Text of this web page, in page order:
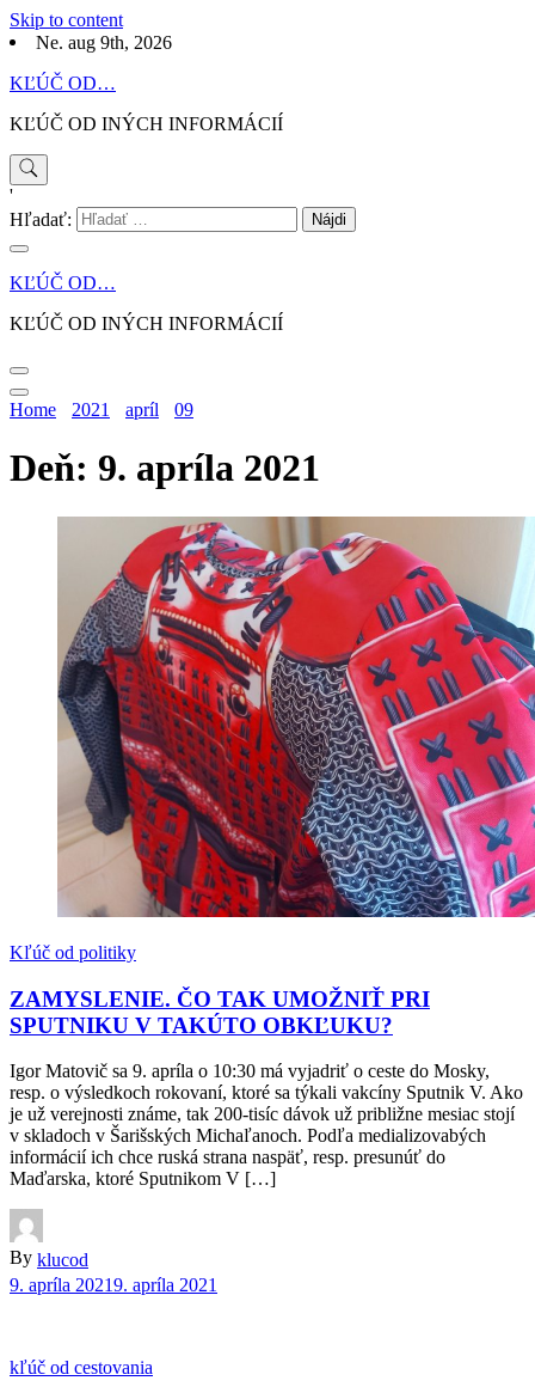
Skip to content
Ne. aug 9th, 2026
KĽÚČ OD…
KĽÚČ OD INÝCH INFORMÁCIÍ
'
Hľadať:
KĽÚČ OD…
KĽÚČ OD INÝCH INFORMÁCIÍ
Home 2021 apríl 09
Deň: 9. apríla 2021
Kľúč od politiky
ZAMYSLENIE. ČO TAK UMOŽNIŤ PRI
SPUTNIKU V TAKÚTO OBKĽUKU?
Igor Matovič sa 9. apríla o 10:30 má vyjadriť o ceste do Mosky,
resp. o výsledkoch rokovaní, ktoré sa týkali vakcíny Sputnik V. Ako
je už verejnosti známe, tak 200-tisíc dávok už približne mesiac stojí
v skladoch v Šarišských Michaľanoch. Podľa medializovabých
informácií ich chce ruská strana naspäť, resp. presunúť do
Maďarska, ktoré Sputnikom V […]
By klucod
9. apríla 20219. apríla 2021
kľúč od cestovania